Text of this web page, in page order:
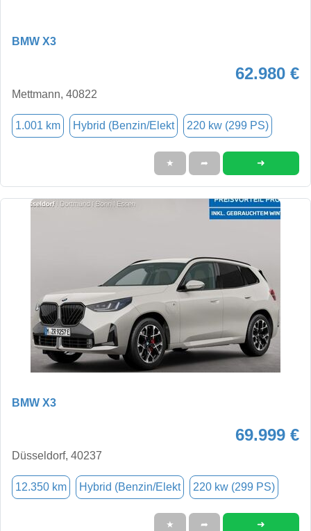
BMW X3
62.980 €
Mettmann, 40822
1.001 km Hybrid (Benzin/Elekt 220 kw (299 PS)
★ ➦ ➜
BMW X3
69.999 €
Düsseldorf, 40237
12.350 km Hybrid (Benzin/Elekt 220 kw (299 PS)
★ ➦ ➜